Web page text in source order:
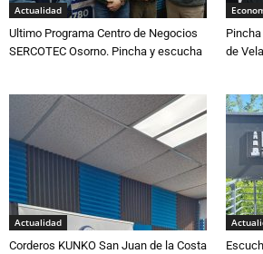
Actualidad
Ultimo Programa Centro de Negocios
SERCOTEC Osorno. Pincha y escucha
de
Actualidad
Corderos KUNKO San Juan de la Costa